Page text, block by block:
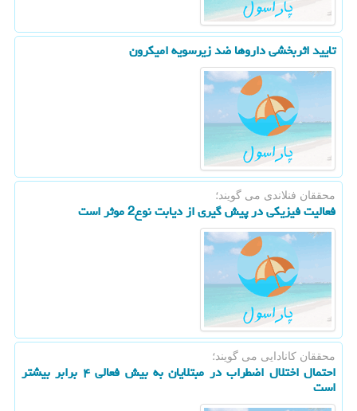
تایید اثربخشی داروها ضد زیرسویه امیکرون
محققان فنلاندی می گویند؛
فعالیت فیزیکی در پیش گیری از دیابت نوع2 موثر است
محققان كانادایی می گویند؛
احتمال اختلال اضطراب در مبتلایان به بیش فعالی ۴ برابر بیشتر
است